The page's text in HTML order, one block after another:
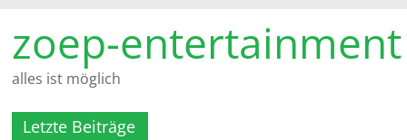
Inhalt
springen
zoep-entertainment
alles ist möglich
Letzte Beiträge